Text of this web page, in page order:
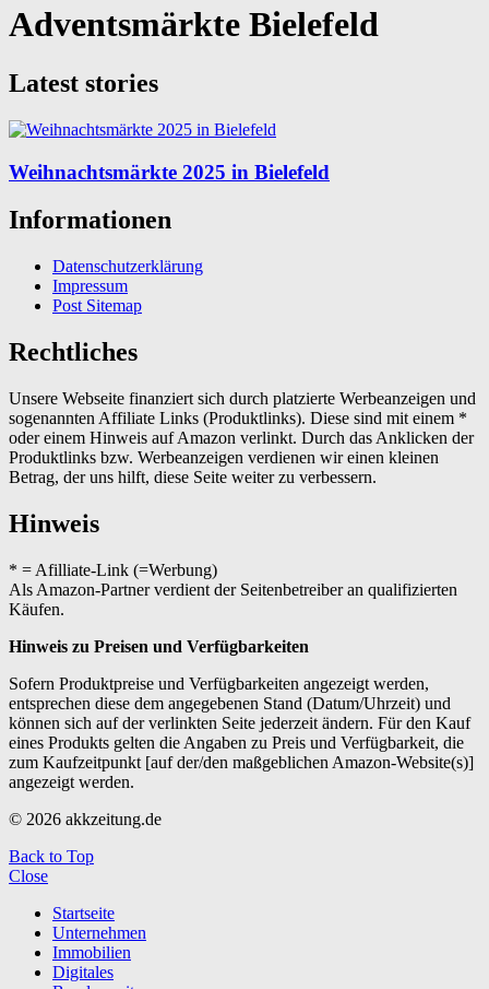
Adventsmärkte Bielefeld
Latest stories
Weihnachtsmärkte 2025 in Bielefeld
Informationen
Datenschutzerklärung
Impressum
Post Sitemap
Rechtliches
Unsere Webseite finanziert sich durch platzierte Werbeanzeigen und
sogenannten Affiliate Links (Produktlinks). Diese sind mit einem *
oder einem Hinweis auf Amazon verlinkt. Durch das Anklicken der
Produktlinks bzw. Werbeanzeigen verdienen wir einen kleinen
Betrag, der uns hilft, diese Seite weiter zu verbessern.
Hinweis
* = Afilliate-Link (=Werbung)
Als Amazon-Partner verdient der Seitenbetreiber an qualifizierten
Käufen.
Hinweis zu Preisen und Verfügbarkeiten
Sofern Produktpreise und Verfügbarkeiten angezeigt werden,
entsprechen diese dem angegebenen Stand (Datum/Uhrzeit) und
können sich auf der verlinkten Seite jederzeit ändern. Für den Kauf
eines Produkts gelten die Angaben zu Preis und Verfügbarkeit, die
zum Kaufzeitpunkt [auf der/den maßgeblichen Amazon-Website(s)]
angezeigt werden.
© 2026 akkzeitung.de
Back to Top
Close
Startseite
Unternehmen
Immobilien
Digitales